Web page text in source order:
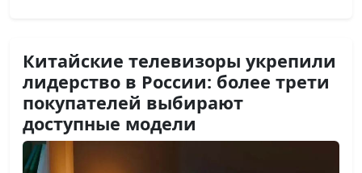
Китайские телевизоры укрепили
лидерство в России: более трети
покупателей выбирают
доступные модели